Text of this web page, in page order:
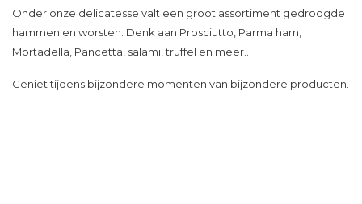
Onder onze delicatesse valt een groot assortiment gedroogde
hammen en worsten. Denk aan Prosciutto, Parma ham,
Mortadella, Pancetta, salami, truffel en meer...
Geniet tijdens bijzondere momenten van bijzondere producten.